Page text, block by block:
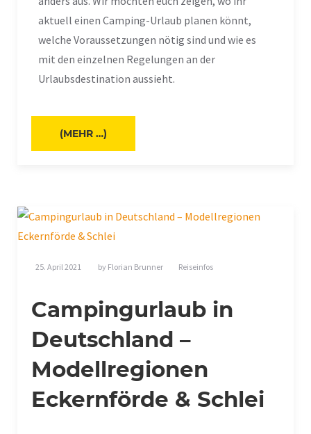
aktuell einen Camping-Urlaub planen könnt,
welche Voraussetzungen nötig sind und wie es
mit den einzelnen Regelungen an der
Urlaubsdestination aussieht.
(MEHR …)
25. April 2021 by Florian Brunner Reiseinfos
Campingurlaub in
Deutschland –
Modellregionen
Eckernförde & Schlei